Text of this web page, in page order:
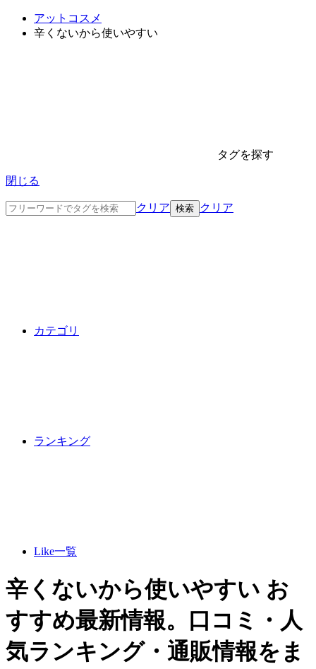
アットコスメ
辛くないから使いやすい
タグを探す
閉じる
クリア クリア
カテゴリ
ランキング
Like一覧
辛くないから使いやすい お
すすめ最新情報。口コミ・人
気ランキング・通販情報をま